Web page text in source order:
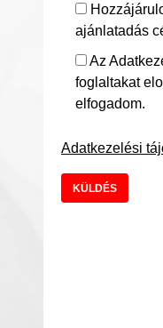
ajánlatadás
Az
foglaltakat
elfogadom.
Adatkezelési